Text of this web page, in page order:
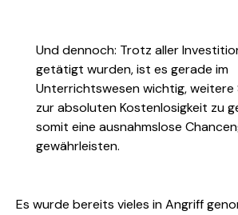
Und dennoch: Trotz aller
getätigt wurden, ist es gerade im
Unterrichtswesen wichtig,
zur absoluten Kostenlosigkeit zu
somit eine ausnahmslose
gewährleisten.
Es wurde bereits vieles in Angriff